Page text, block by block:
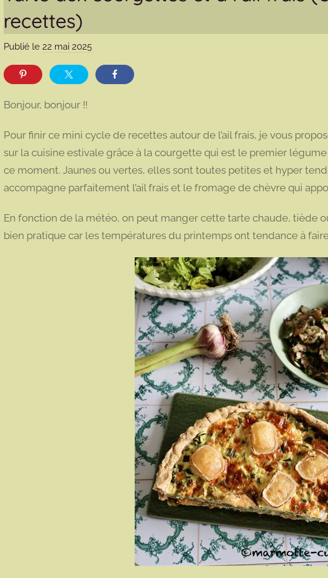
recettes)
Publié le 22 mai 2025p
m
o
t
t
Bonjour, bonjour !!
Pour finir ce mini cycle de recettes autour de l’ail frais, je vous
sur la cuisine estivale grâce à la courgette qui est le premier
ce moment. Jaunes ou vertes, elles sont toutes petites et hyper
accompagne parfaitement l’ail frais et le fromage de chèvre qui
En fonction de la météo, on peut manger cette tarte chaude, tiède
bien pratique car les températures du printemps ont tendance à